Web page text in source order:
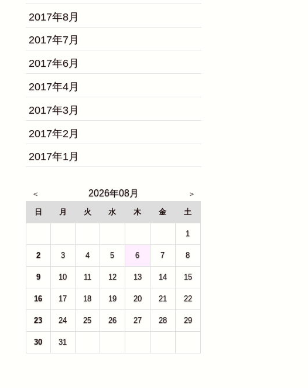
2017年8月
2017年7月
2017年6月
2017年4月
2017年3月
2017年2月
2017年1月
2026年08月
日 月 火 水 木 金 土
1
2 3 4 5 6 7 8
9 10 11 12 13 14 15
16 17 18 19 20 21 22
23 24 25 26 27 28 29
30 31